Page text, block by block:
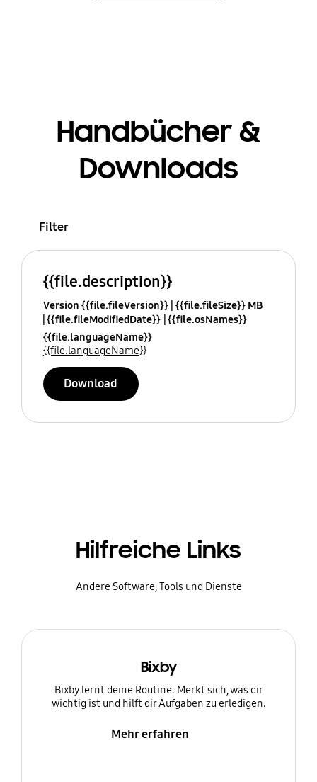
Handbücher &
Downloads
Filter
{{file.description}}
Version {{file.fileVersion}} {{file.fileSize}} MB
{{file.fileModifiedDate}} {{file.osNames}}
{{file.languageName}}
{{file.languageName}}
Download
Hilfreiche Links
Andere Software, Tools und Dienste
Bixby
Bixby lernt deine Routine. Merkt sich, was dir
wichtig ist und hilft dir Aufgaben zu erledigen.
Mehr erfahren